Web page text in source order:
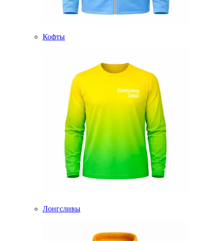
Кофты
Лонгсливы